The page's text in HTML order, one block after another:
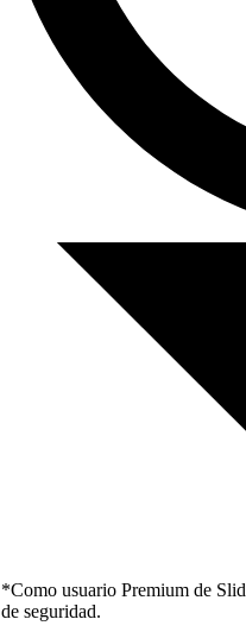
*Como usuario Premium de
de seguridad.